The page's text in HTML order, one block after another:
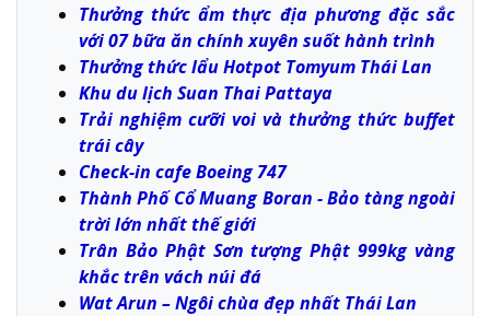
Thưởng thức ẩm thực địa phương đặc sắc
với 07 bữa ăn chính xuyên suốt hành trình
Thưởng thức lẩu Hotpot Tomyum Thái Lan
Khu du lịch Suan Thai Pattaya
Trải nghiệm cưỡi voi và thưởng thức buffet
trái cây
Check-in cafe Boeing 747
Thành Phố Cổ Muang Boran - Bảo tàng ngoài
trời lớn nhất thế giới
Trân Bảo Phật Sơn tượng Phật 999kg vàng
khắc trên vách núi đá
Wat Arun – Ngôi chùa đẹp nhất Thái Lan